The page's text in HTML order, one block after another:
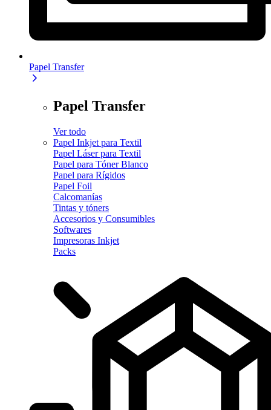
Papel Transfer
Papel Transfer
Ver todo
Papel Inkjet para Textil
Papel Láser para Textil
Papel para Tóner Blanco
Papel para Rígidos
Papel Foil
Calcomanías
Tintas y tóners
Accesorios y Consumibles
Softwares
Impresoras Inkjet
Packs